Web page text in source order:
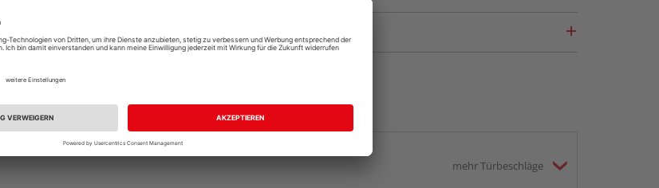
mehr Türbeschläge